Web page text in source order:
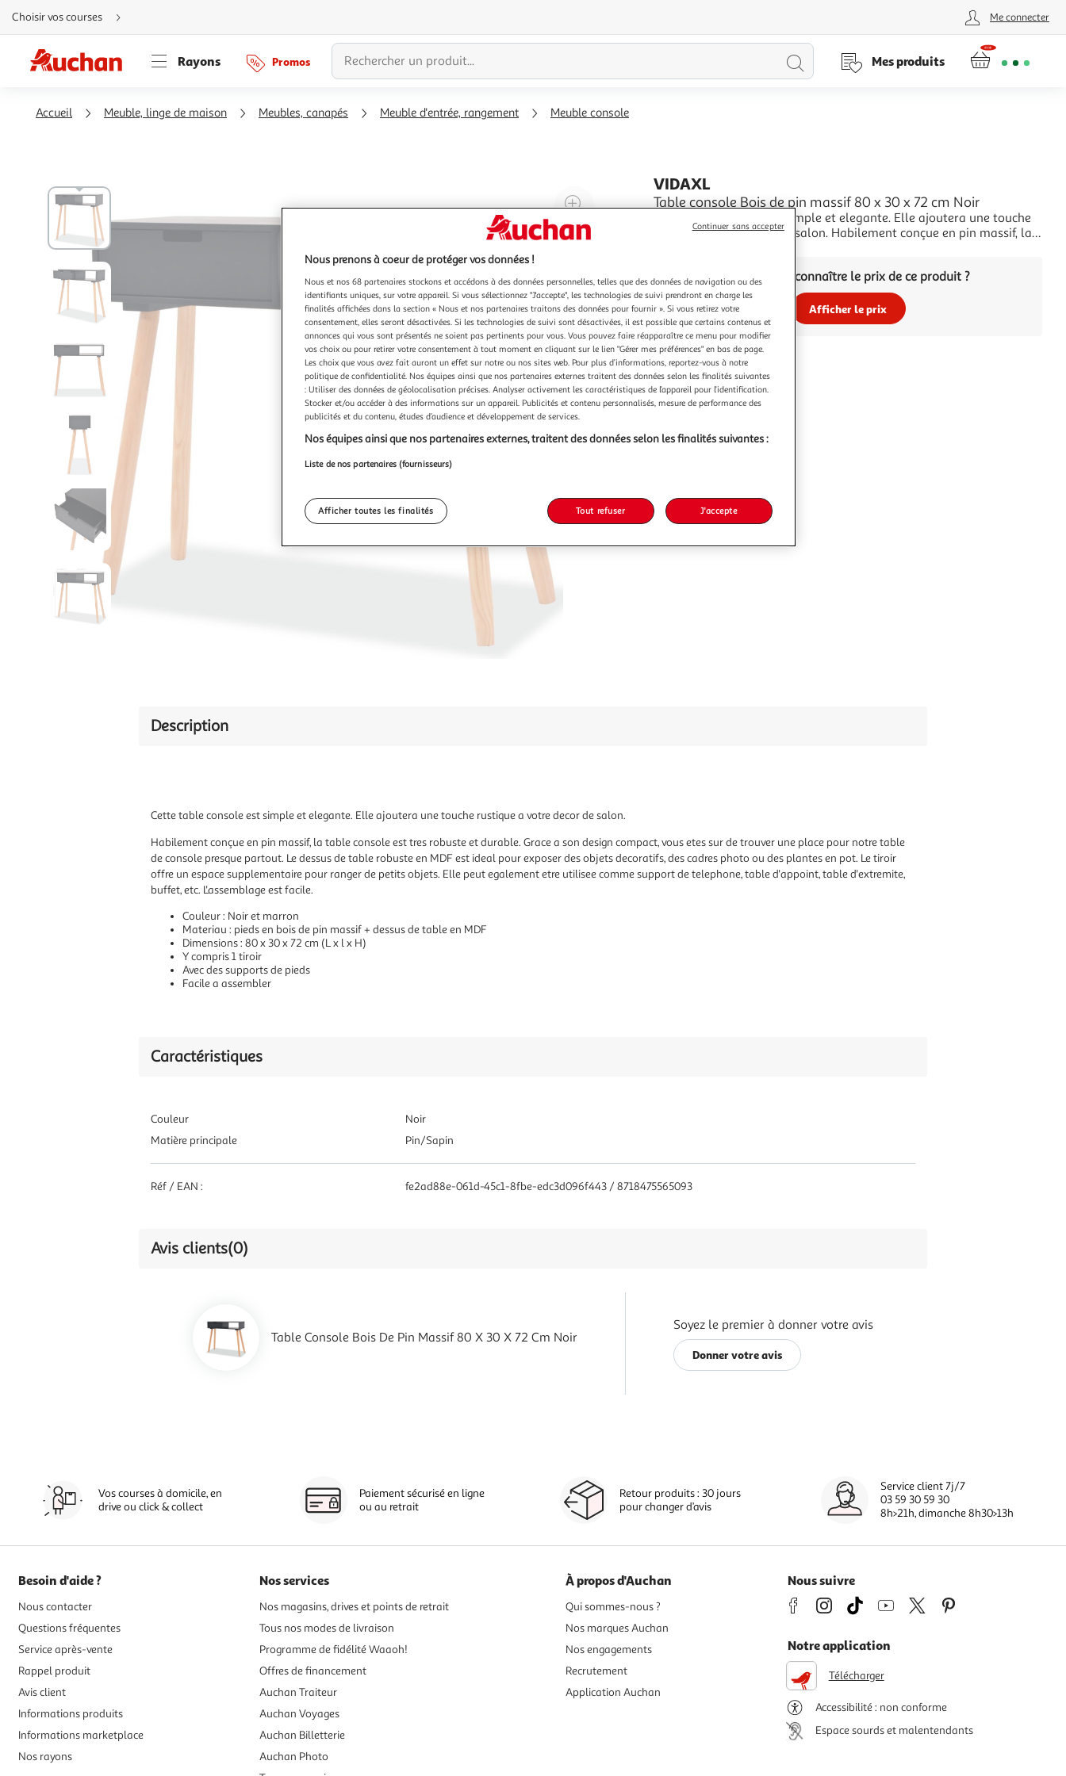
Aller
directement
au
Aller
directement
à
Aller
directement
rubrique
Choisir vos courses Me connecter
Rayons Promos
Lancer
Mes produits
Accueil Meuble, linge de maison Meubles, canapés Meuble d'entrée, rangement Meuble console
Agrandir
l'illustration
à
Réduire
à
100
%
Partager
le
produit
VIDAXL
Table console Bois de pin massif 80 x 30 x 72 cm Noir
Cette table console est simple et elegante. Elle ajoutera une touche
rustique a votre decor de salon. Habilement conçue en pin massif, la
console presque partout. Le dessus d
Vous voulez connaître le prix de ce produit ?
Afficher le prix
Description
Cette table console est simple et elegante. Elle ajoutera une touche rustique a votre decor de salon.
Habilement conçue en pin massif, la table console est tres robuste et durable. Grace a son design compact, vous etes sur de trouver une place pour notre table
de console presque partout. Le dessus de table robuste en MDF est ideal pour exposer des objets decoratifs, des cadres photo ou des plantes en pot. Le tiroir
offre un espace supplementaire pour ranger de petits objets. Elle peut egalement etre utilisee comme support de telephone, table d'appoint, table d'extremite,
buffet, etc. L'assemblage est facile.
Couleur : Noir et marron
Materiau : pieds en bois de pin massif + dessus de table en MDF
Dimensions : 80 x 30 x 72 cm (L x l x H)
Y compris 1 tiroir
Avec des supports de pieds
Facile a assembler
Caractéristiques
Couleur
Noir
Matière principale
Pin/Sapin
Réf / EAN : fe2ad88e-061d-45c1-8fbe-edc3d096f443 / 8718475565093
Avis clients(0)
Table Console Bois De Pin Massif 80 X 30 X 72 Cm Noir
Soyez le premier à donner votre avis
Donner votre avis
Vos courses à domicile, en
drive ou click & collect
Paiement sécurisé en ligne
ou au retrait
Retour produits : 30 jours
pour changer d’avis
Service client 7j/7
03 59 30 59 30
8h>21h, dimanche 8h30>13h
Besoin d'aide ?
Nous contacter
Questions fréquentes
Service après-vente
Rappel produit
Avis client
Informations produits
Informations marketplace
Nos rayons
Nos services
Nos magasins, drives et points de retrait
Tous nos modes de livraison
Programme de fidélité Waaoh!
Offres de financement
Auchan Traiteur
Auchan Voyages
Auchan Billetterie
Auchan Photo
À propos d'Auchan
Qui sommes-nous ?
Nos marques Auchan
Nos engagements
Recrutement
Application Auchan
Nous suivre
Notre application
Télécharger
Accessibilité : non conforme
Espace sourds et malentendants
Nous prenons à coeur de protéger vos données !
Nous et nos 68 partenaires stockons et accédons à des données personnelles, telles que des données de navigation ou des
identifiants uniques, sur votre appareil. Si vous sélectionnez "J'accepte", les technologies de suivi prendront en charge les
finalités affichées dans la section « Nous et nos partenaires traitons des données pour fournir ». Si vous retirez votre
consentement, elles seront désactivées. Si les technologies de suivi sont désactivées, il est possible que certains contenus et
annonces qui vous sont présentés ne soient pas pertinents pour vous. Vous pouvez faire réapparaître ce menu pour modifier
vos choix ou pour retirer votre consentement à tout moment en cliquant sur le lien "Gérer mes préférences" en bas de page.
Les choix que vous avez fait auront un effet sur notre ou nos sites web. Pour plus d’informations, reportez-vous à notre
politique de confidentialité. Nos équipes ainsi que nos partenaires externes traitent des données selon les finalités suivantes
: Utiliser des données de géolocalisation précises. Analyser activement les caractéristiques de l’appareil pour l’identification.
Stocker et/ou accéder à des informations sur un appareil. Publicités et contenu personnalisés, mesure de performance des
publicités et du contenu, études d’audience et développement de services.
Nos équipes ainsi que nos partenaires externes, traitent des données selon les finalités suivantes :
Liste de nos partenaires (fournisseurs)
Afficher toutes les finalités Tout refuser J'accepte
Continuer sans accepter